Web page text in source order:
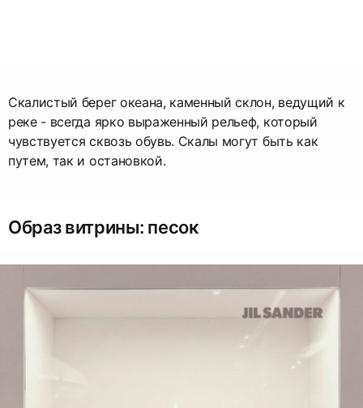
Скалистый берег океана, каменный склон, ведущий к
реке - всегда ярко выраженный рельеф, который
чувствуется сквозь обувь. Скалы могут быть как
путем, так и остановкой.
Образ витрины: песок